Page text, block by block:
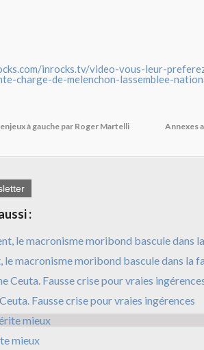
inrocks.tv/video-vous-leur-
charge-de-melenchon-lassemblee-
à gauche par Roger Martelli Annexes
:
le macronisme moribond bascule dans la
Fausse crise pour vraies ingérences
mieux